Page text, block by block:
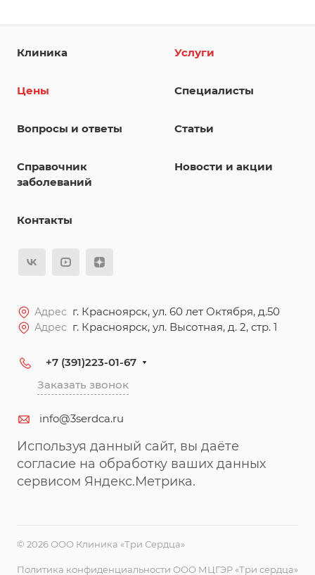
Клиника Услуги
Цены Специалисты
Вопросы и ответы Статьи
Справочник
заболеваний
Новости и акции
Контакты
Адрес г. Красноярск, ул. 60 лет Октября, д.50
Адрес г. Красноярск, ул. Высотная, д. 2, стр. 1
+7 (391)223-01-67
Заказать звонок
info@3serdca.ru
Используя данный сайт, вы даёте
согласие на обработку ваших данных
сервисом Яндекс.Метрика.
© 2026 ООО Клиника «Три Сердца»
Политика конфиденциальности ООО МЦГЭР «Три сердца»